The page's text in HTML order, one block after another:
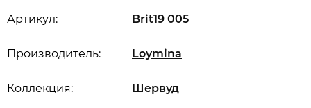
Артикул: Brit19 005
Производитель: Loymina
Коллекция: Шервуд